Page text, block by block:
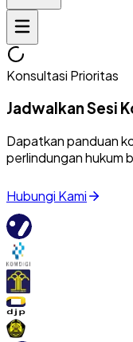
Konsultasi Prioritas
Jadwalkan Sesi
Dapatkan panduan
perlindungan hukum
Hubungi Kami